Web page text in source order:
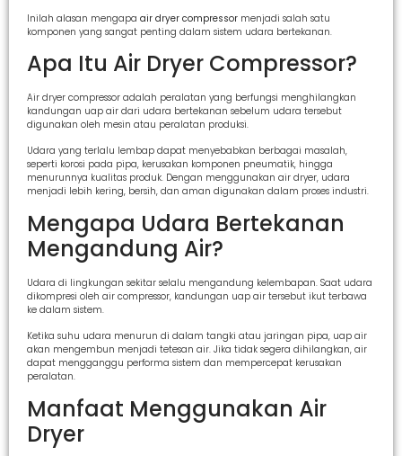
Inilah alasan mengapa air dryer compressor menjadi salah satu
komponen yang sangat penting dalam sistem udara bertekanan.
Apa Itu Air Dryer Compressor?
Air dryer compressor adalah peralatan yang berfungsi menghilangkan
kandungan uap air dari udara bertekanan sebelum udara tersebut
digunakan oleh mesin atau peralatan produksi.
Udara yang terlalu lembap dapat menyebabkan berbagai masalah,
seperti korosi pada pipa, kerusakan komponen pneumatik, hingga
menurunnya kualitas produk. Dengan menggunakan air dryer, udara
menjadi lebih kering, bersih, dan aman digunakan dalam proses industri.
Mengapa Udara Bertekanan
Mengandung Air?
Udara di lingkungan sekitar selalu mengandung kelembapan. Saat udara
dikompresi oleh air compressor, kandungan uap air tersebut ikut terbawa
ke dalam sistem.
Ketika suhu udara menurun di dalam tangki atau jaringan pipa, uap air
akan mengembun menjadi tetesan air. Jika tidak segera dihilangkan, air
dapat mengganggu performa sistem dan mempercepat kerusakan
peralatan.
Manfaat Menggunakan Air
Dryer